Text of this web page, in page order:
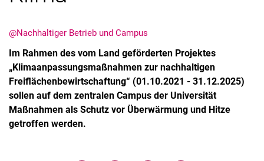
@Nachhaltiger Betrieb und Campus
Im Rahmen des vom Land geförderten Projektes
„Klimaanpassungsmaßnahmen zur nachhaltigen
Freiflächenbewirtschaftung“ (01.10.2021 - 31.12.2025)
sollen auf dem zentralen Campus der Universität
Maßnahmen als Schutz vor Überwärmung und Hitze
getroffen werden.